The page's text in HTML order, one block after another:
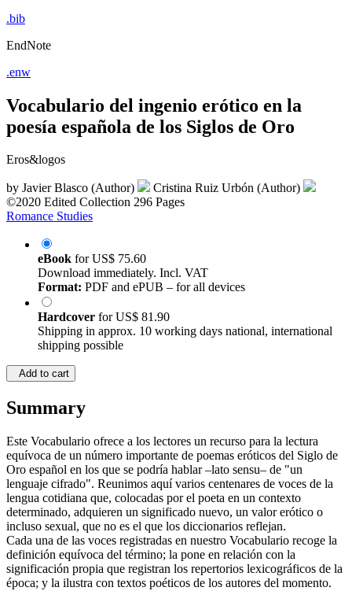
.bib
EndNote
.enw
Vocabulario del ingenio erótico en la
poesía española de los Siglos de Oro
Eros&logos
by Javier Blasco (Author)
Cristina Ruiz Urbón (Author)
©2020 Edited Collection 296 Pages
Romance Studies
eBook forUS$ 75.60
Download immediately. Incl. VAT
Format: PDF and ePUB – for all devices
Hardcover forUS$ 81.90
Shipping in approx. 10 working days national, international
shipping possible
Add to cart
Summary
Este Vocabulario ofrece a los lectores un recurso para la lectura
equívoca de un número importante de poemas eróticos del Siglo de
Oro español en los que se podría hablar –lato sensu– de "un
lenguaje cifrado". Reunimos aquí varios centenares de voces de la
lengua cotidiana que, colocadas por el poeta en un contexto
determinado, adquieren un significado nuevo, un valor erótico o
incluso sexual, que no es el que los diccionarios reflejan.
Cada una de las voces registradas en nuestro Vocabulario recoge la
definición equívoca del término; la pone en relación con la
significación propia que registran los repertorios lexicográficos de la
época; y la ilustra con textos poéticos de los autores del momento.